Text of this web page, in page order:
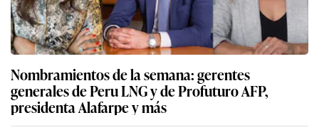
Nombramientos de la semana: gerentes
generales de Peru LNG y de Profuturo AFP,
presidenta Alafarpe y más